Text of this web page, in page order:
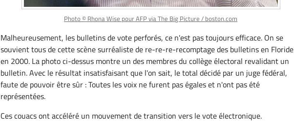
Photo © Rhona Wise pour AFP via The Big Picture / boston.com
Malheureusement, les bulletins de vote perforés, ce n'est pas toujours efficace. On se
souvient tous de cette scène surréaliste de re-re-re-recomptage des bulletins en Floride
en 2000. La photo ci-dessus montre un des membres du collège électoral revalidant un
bulletin. Avec le résultat insatisfaisant que l'on sait, le total décidé par un juge fédéral,
faute de pouvoir être sûr : Toutes les voix ne furent pas égales et n'ont pas été
représentées.
Ces couacs ont accéléré un mouvement de transition vers le vote électronique.